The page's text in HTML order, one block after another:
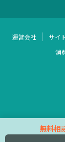
運営会社 サイ
消
無料相